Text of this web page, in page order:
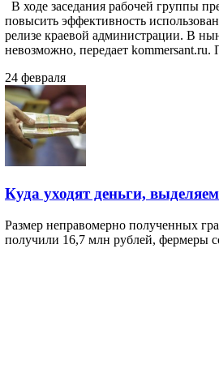
В ходе заседания рабочей группы
повысить эффективность
релизе краевой администрации. В
невозможно, передает kommersant.ru.
24 февраля
Куда уходят деньги,
Размер неправомерно полученных
получили 16,7 млн рублей, фермеры